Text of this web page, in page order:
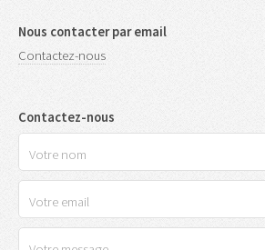
Nous contacter par email
Contactez-nous
Contactez-nous